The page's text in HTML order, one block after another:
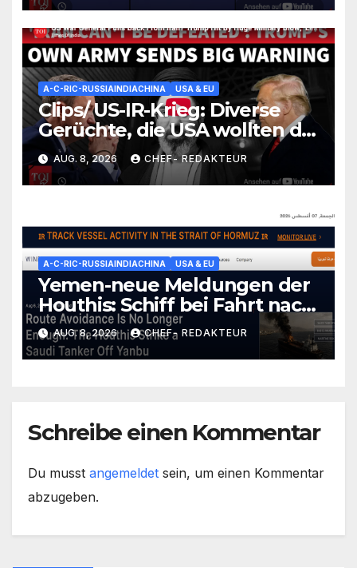
erfasst/ Trump nickt ein (und
versäumt nichts)
A-C-RIC-RUSSIAINDIACHINA USA & EU
Clips/ US-IR-Krieg: Diverse
Gerüchte, die USA wollten die
Lage irgendwie einfrieren
(wüssten aber nicht wie)/
+mehr
AUG. 8, 2026 CHEF- REDAKTEUR
A-C-RIC-RUSSIAINDIACHINA USA & EU
Yemen-neue Meldungen der
Houthis: Schiff bei Fahrt nach
Saudi-Yanbu-Angegriffen/
+mehr
AUG. 8, 2026 CHEF- REDAKTEUR
Schreibe einen Kommentar
Du musst angemeldet sein, um einen Kommentar
abzugeben.